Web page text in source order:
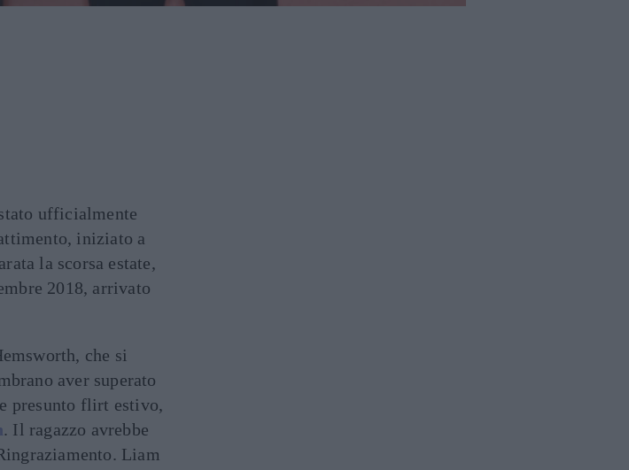
ufficialmente
iniziato a
la scorsa estate,
2018, arrivato
che si
aver superato
presunto flirt estivo,
. Il ragazzo avrebbe
Liam